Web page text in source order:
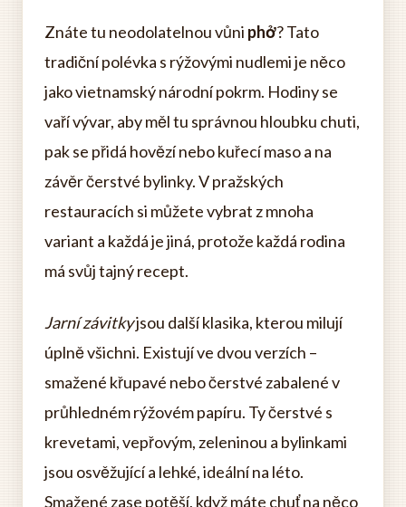
Znáte tu neodolatelnou vůni phở? Tato
tradiční polévka s rýžovými nudlemi je něco
jako vietnamský národní pokrm. Hodiny se
vaří vývar, aby měl tu správnou hloubku chuti,
pak se přidá hovězí nebo kuřecí maso a na
závěr čerstvé bylinky. V pražských
restauracích si můžete vybrat z mnoha
variant a každá je jiná, protože každá rodina
má svůj tajný recept.
Jarní závitkyjsou další klasika, kterou milují
úplně všichni. Existují ve dvou verzích –
smažené křupavé nebo čerstvé zabalené v
průhledném rýžovém papíru. Ty čerstvé s
krevetami, vepřovým, zeleninou a bylinkami
jsou osvěžující a lehké, ideální na léto.
Smažené zase potěší, když máte chuť na něco